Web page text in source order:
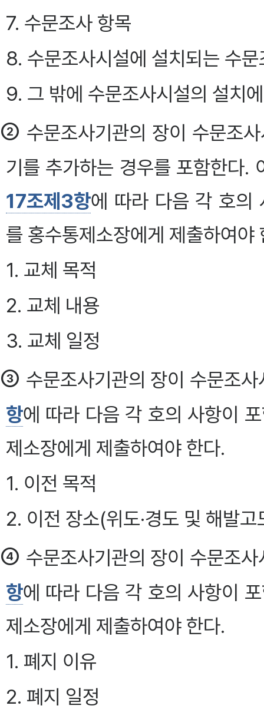
7. 수문조사 항목
8. 수문조사시설에 설치되는 수
9. 그 밖에 수문조사시설의 설치
② 수문조사기관의 장이 수문조
기를 추가하는 경우를 포함한다.
17조제3항에 따라 다음 각 호의
를 홍수통제소장에게 제출하여야
1. 교체 목적
2. 교체 내용
3. 교체 일정
③ 수문조사기관의 장이 수문조
항에 따라 다음 각 호의 사항이
제소장에게 제출하여야 한다.
1. 이전 목적
2. 이전 장소(위도·경도 및 해발
④ 수문조사기관의 장이 수문조
항에 따라 다음 각 호의 사항이
제소장에게 제출하여야 한다.
1. 폐지 이유
2. 폐지 일정